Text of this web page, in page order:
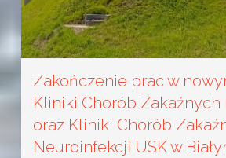
Zakończenie prac w
Kliniki Chorób
oraz Kliniki Chorób
Neuroinfekcji USK w